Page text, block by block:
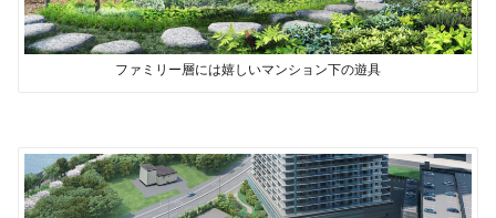
ファミリー層には嬉しいマンション下の遊具